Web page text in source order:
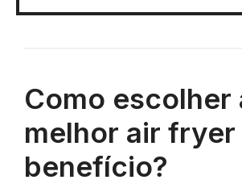
Como escolher
melhor air
benefício?